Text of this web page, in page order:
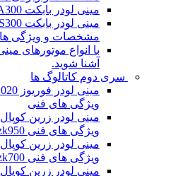
مینی لودر بابکت Bobcat A300
مشخصات و ویژگی
با انواع موتورهای
آشنا شوید.
سری دوم کاتالوگ ها
ویژگی های فنی
ویژگی های فنی zk950
ویژگی های فنی zk700